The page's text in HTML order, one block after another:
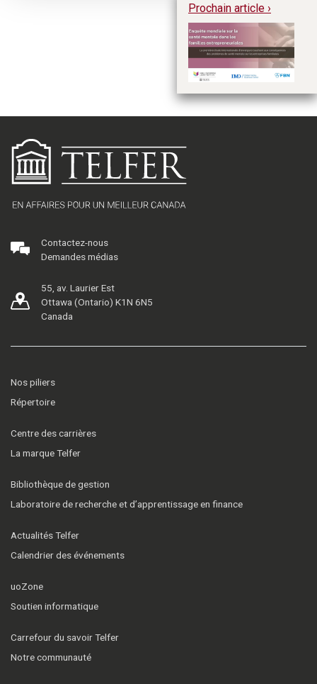
Prochain article ›
Contactez-nous
Demandes médias
55, av. Laurier Est
Ottawa (Ontario) K1N 6N5
Canada
Nos piliers
Répertoire
Centre des carrières
La marque Telfer
Bibliothèque de gestion
Laboratoire de recherche et d’apprentissage en finance
Actualités Telfer
Calendrier des événements
uoZone
Soutien informatique
Carrefour du savoir Telfer
Notre communauté